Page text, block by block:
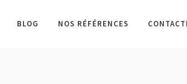
BLOG NOS RÉFÉRENCES